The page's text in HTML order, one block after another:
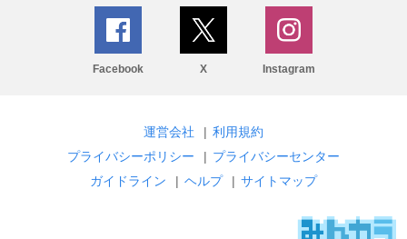
Facebook X Instagram
運営会社 | 利用規約
プライバシーポリシー
| プライバシーセンター
ガイドライン
| ヘルプ | サイトマップ